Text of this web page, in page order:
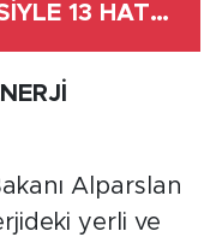
13 HAT
Alparslan
yerli ve